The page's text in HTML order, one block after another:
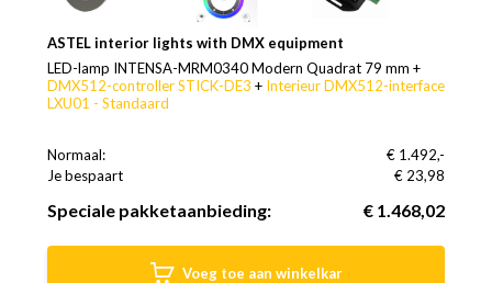
ASTEL interior lights with DMX equipment
LED-lamp INTENSA-MRM0340 Modern Quadrat 79 mm +
DMX512-controller STICK-DE3 + Interieur DMX512-interface
LXU01 - Standaard
Normaal:
€ 1.492,-
Je bespaart
€ 23,98
Speciale pakketaanbieding: € 1.468,02
Voeg toe aan winkelkar